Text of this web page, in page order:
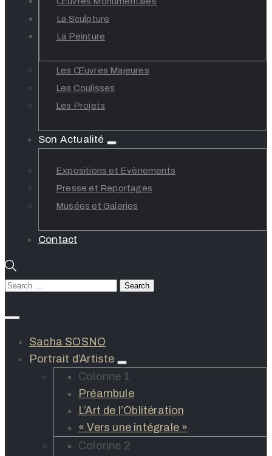
La Sculpture
La Peinture
Les Œuvres Majeures
Les Coulisses
Les Projets
Son Actualité
Expositions et Evènements
Presse et Reportages
Musées et Galeries
Contact
Sacha SOSNO
Portrait d’Artiste
Colonne 1
Préambule
L’Art de l’Oblitération
« Vers une intégrale »
Colonne 2